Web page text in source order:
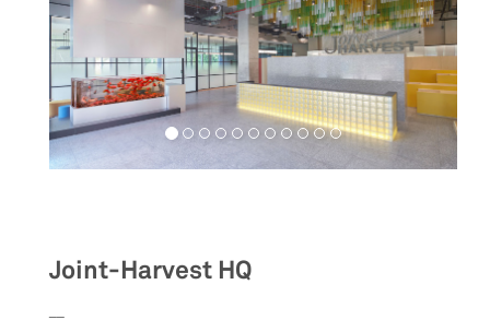
Joint-Harvest HQ